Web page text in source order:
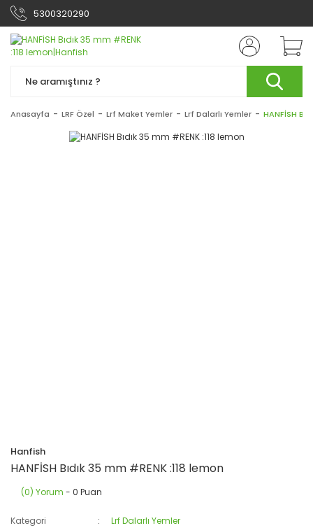
5300320290
Anasayfa LRF Özel Lrf Maket Yemler Lrf Dalarlı Yemler HANFİSH
Hanfish
HANFİSH Bıdık 35 mm #RENK :118 lemon
(0) Yorum - 0 Puan
Kategori
Lrf Dalarlı Yemler